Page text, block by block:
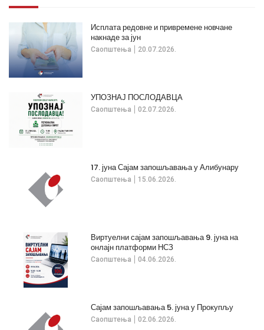
Саопштења 20.07.2026.
Исплата редовне и привремене новчане
накнаде за јун
Саопштења 02.07.2026.
УПОЗНАЈ ПОСЛОДАВЦА
Саопштења 15.06.2026.
17. јуна Сајам запошљавања у Алибунару
Саопштења 04.06.2026.
Виртуелни сајам запошљавања 9. јуна на
онлајн платформи НСЗ
Саопштења 02.06.2026.
Сајам запошљавања 5. јуна у Прокупљу